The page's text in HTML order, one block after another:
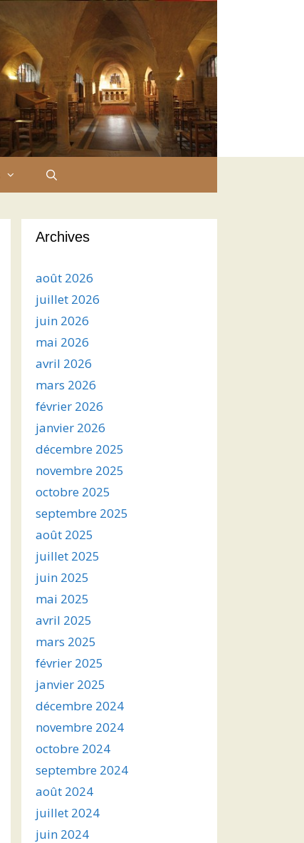
Archives
août 2026
juillet 2026
juin 2026
mai 2026
avril 2026
mars 2026
février 2026
janvier 2026
décembre 2025
novembre 2025
octobre 2025
septembre 2025
août 2025
juillet 2025
juin 2025
mai 2025
avril 2025
mars 2025
février 2025
janvier 2025
décembre 2024
novembre 2024
octobre 2024
septembre 2024
août 2024
juillet 2024
juin 2024